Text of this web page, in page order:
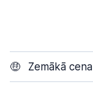
🤑 Zemākā cena